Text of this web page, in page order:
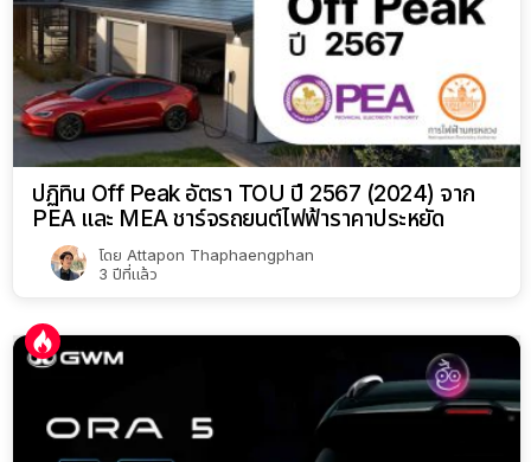
ปฏิทิน Off Peak อัตรา TOU ปี 2567 (2024) จาก
PEA และ MEA ชาร์จรถยนต์ไฟฟ้าราคาประหยัด
โดย Attapon Thaphaengphan
3 ปีที่แล้ว